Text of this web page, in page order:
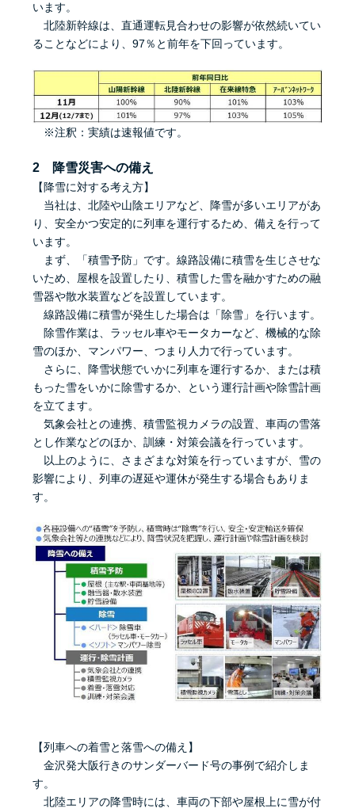
います。
北陸新幹線は、直通運転見合わせの影響が依然続いてい
ることなどにより、97％と前年を下回っています。
※注釈：実績は速報値です。
2 降雪災害への備え
【降雪に対する考え方】
当社は、北陸や山陰エリアなど、降雪が多いエリアがあ
り、安全かつ安定的に列車を運行するため、備えを行って
います。
まず、「積雪予防」です。線路設備に積雪を生じさせな
いため、屋根を設置したり、積雪した雪を融かすための融
雪器や散水装置などを設置しています。
線路設備に積雪が発生した場合は「除雪」を行います。
除雪作業は、ラッセル車やモータカーなど、機械的な除
雪のほか、マンパワー、つまり人力で行っています。
さらに、降雪状態でいかに列車を運行するか、または積
もった雪をいかに除雪するか、という運行計画や除雪計画
を立てます。
気象会社との連携、積雪監視カメラの設置、車両の雪落
とし作業などのほか、訓練・対策会議を行っています。
以上のように、さまざまな対策を行っていますが、雪の
影響により、列車の遅延や運休が発生する場合もありま
す。
【列車への着雪と落雪への備え】
金沢発大阪行きのサンダーバード号の事例で紹介しま
す。
北陸エリアの降雪時には、車両の下部や屋根上に雪が付